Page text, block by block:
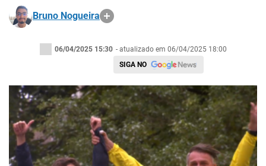
Bruno Nogueira
06/04/2025 15:30 - atualizado em 06/04/2025 18:00
SIGA NO